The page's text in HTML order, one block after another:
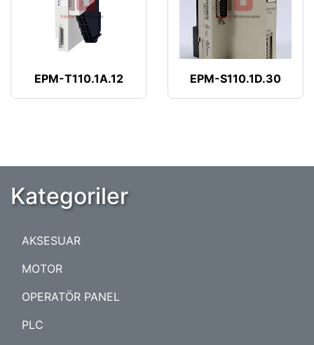
EPM-T110.1A.12 EPM-S110.1D.30
Kategoriler
AKSESUAR
MOTOR
OPERATÖR PANEL
PLC